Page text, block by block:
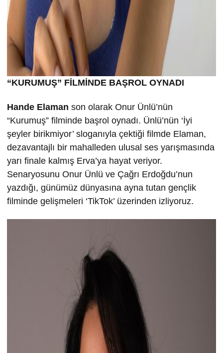
“KURUMUŞ” FİLMİNDE BAŞROL OYNADI
Hande Elaman son olarak Onur Ünlü’nün
“Kurumuş” filminde başrol oynadı. Ünlü’nün ‘İyi
şeyler birikmiyor’ sloganıyla çektiği filmde Elaman,
dezavantajlı bir mahalleden ulusal ses yarışmasında
yarı finale kalmış Erva’ya hayat veriyor.
Senaryosunu Onur Ünlü ve Çağrı Erdoğdu’nun
yazdığı, günümüz dünyasına ayna tutan gençlik
filminde gelişmeleri ‘TikTok’ üzerinden izliyoruz.